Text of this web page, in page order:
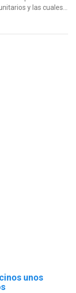
y las cuales...
unos